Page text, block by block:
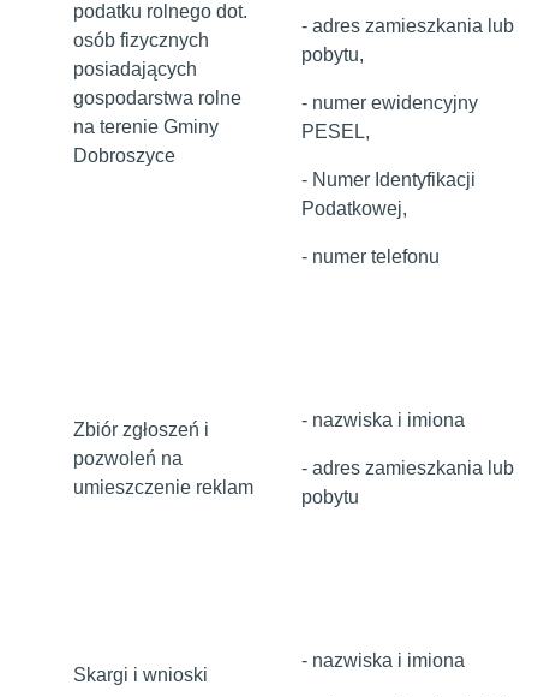
podatku rolnego dot.
osób fizycznych
posiadających
gospodarstwa rolne
na terenie Gminy
Dobroszyce
- adres zamieszkania lub
pobytu,
- numer ewidencyjny
PESEL,
- Numer Identyfikacji
Podatkowej,
- numer telefonu
Zbiór zgłoszeń i
pozwoleń na
umieszczenie reklam
- nazwiska i imiona
- adres zamieszkania lub
pobytu
Skargi i wnioski
- nazwiska i imiona